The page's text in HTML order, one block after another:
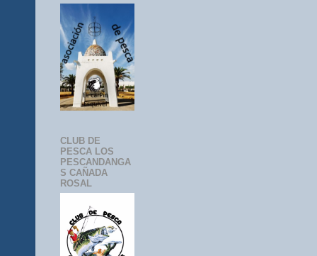
CLUB DE
PESCA LOS
PESCANDANGA
S CAÑADA
ROSAL